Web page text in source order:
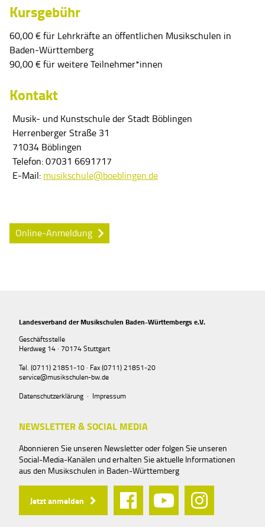
Kursgebühr
60,00 € für Lehrkräfte an öffentlichen Musikschulen in
Baden-Württemberg
90,00 € für weitere Teilnehmer*innen
Kontakt
Musik- und Kunstschule der Stadt Böblingen
Herrenberger Straße 31
71034 Böblingen
Telefon:07031 6691717
E-Mail: musikschule@boeblingen.de
Online-Anmeldung
Landesverband der Musikschulen Baden-Württembergs e.V.
Geschäftsstelle
Herdweg 14 · 70174 Stuttgart
Tel. (0711) 21851-10 · Fax (0711) 21851-20
service@musikschulen-bw.de
Datenschutzerklärung · Impressum
NEWSLETTER & SOCIAL MEDIA
Abonnieren Sie unseren Newsletter oder folgen Sie unseren
Social-Media-Kanälen und erhalten Sie aktuelle Informationen
aus den Musikschulen in Baden-Württemberg
Jetzt anmelden